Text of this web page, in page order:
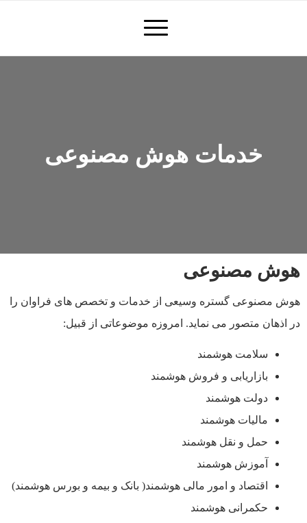
خدمات هوش مصنوعی
هوش مصنوعی
هوش مصنوعی گستره وسيعی از خدمات و تخصص های فراوان را
در اذهان متصور می نمايد. امروزه موضوعاتی از قبيل:
سلامت هوشمند
بازاريابی و فروش هوشمند
دولت هوشمند
ماليات هوشمند
حمل و نقل هوشمند
آموزش هوشمند
اقتصاد و امور مالی هوشمند( بانک و بيمه و بورس هوشمند)
حکمرانی هوشمند